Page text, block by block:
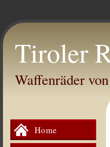
Tiroler
Waffenräder
Home